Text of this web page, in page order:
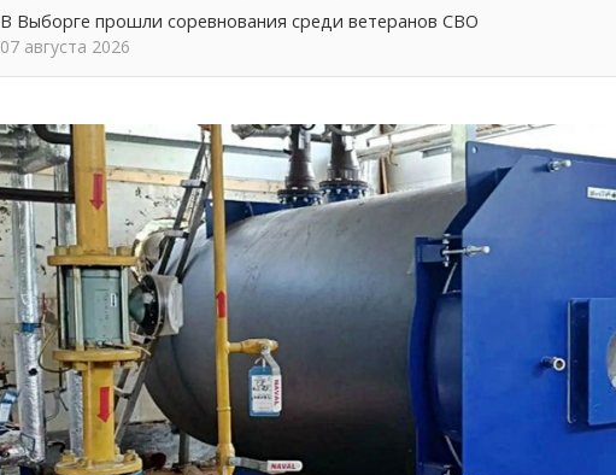
В Выборге прошли соревнования среди ветеранов СВО
07 августа 2026